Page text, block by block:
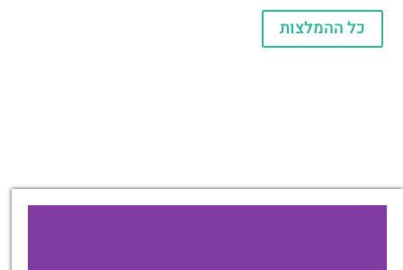
כל ההמלצות